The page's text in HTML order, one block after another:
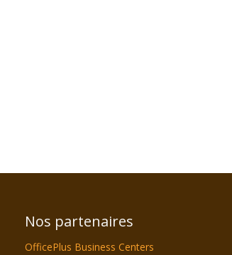
Nos partenaires
OfficePlus Business Centers